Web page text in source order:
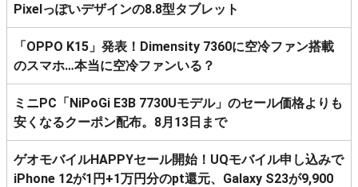
Pixelっぽいデザインの8.8型タブレット
「OPPO K15」発表！Dimensity 7360に空冷ファン搭載
のスマホ…本当に空冷ファンいる？
ミニPC「NiPoGi E3B 7730Uモデル」のセール価格よりも
安くなるクーポン配布。8月13日まで
ゲオモバイルHAPPYセール開始！UQモバイル申し込みで
iPhone 12が1円+1万円分のpt還元、Galaxy S23が9,900